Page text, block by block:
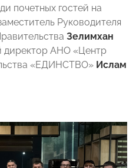
почетных гостей на
Руководителя
Зелимхан
директор АНО «Центр
«ЕДИНСТВО» Ислам